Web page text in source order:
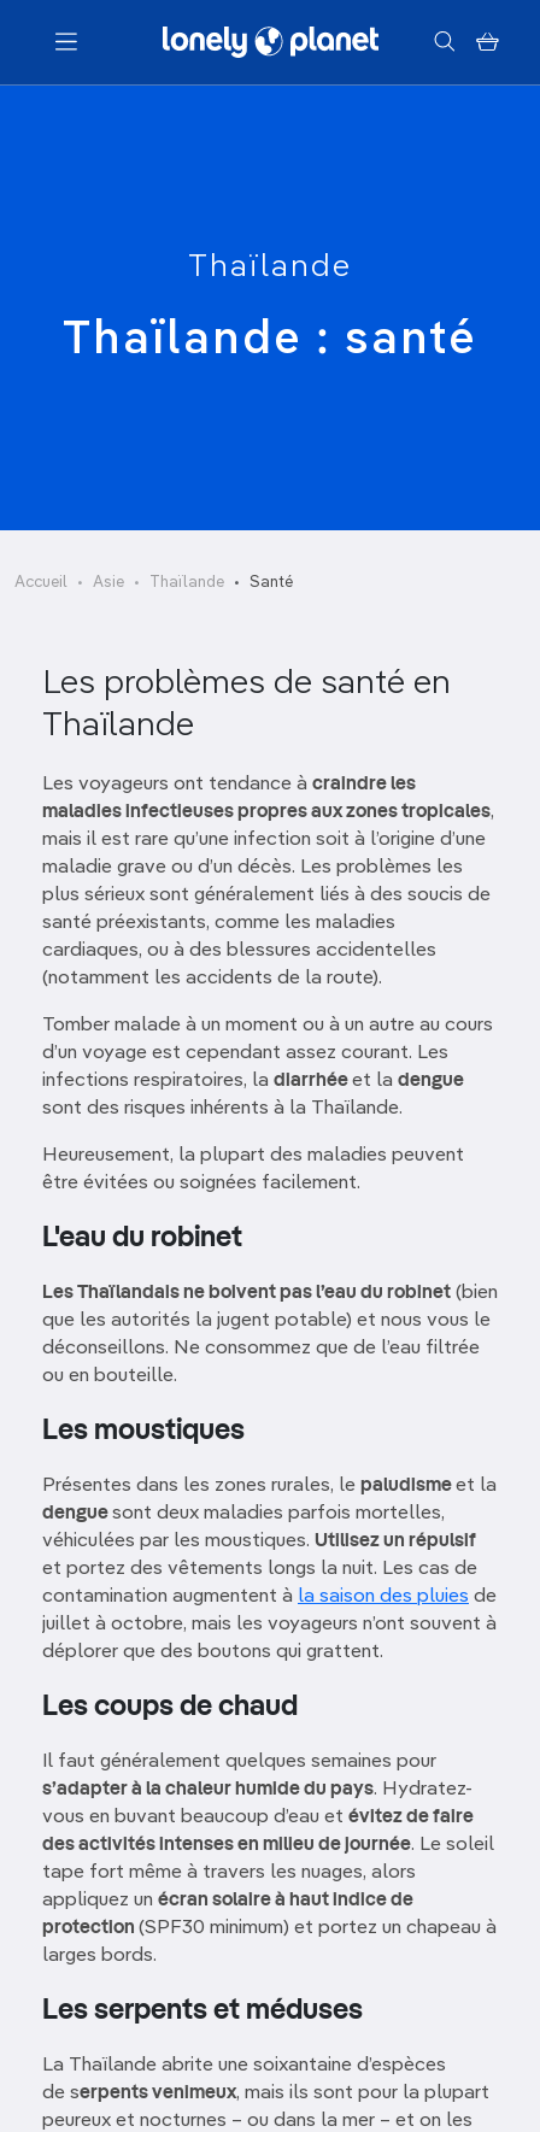
Menu
Thaïlande
Thaïlande : santé
Accueil Asie Thaïlande Santé
Les problèmes de santé en
Thaïlande
Les voyageurs ont tendance à craindre les
maladies infectieuses propres aux zones tropicales,
mais il est rare qu’une infection soit à l’origine d’une
maladie grave ou d’un décès. Les problèmes les
plus sérieux sont généralement liés à des soucis de
santé préexistants, comme les maladies
cardiaques, ou à des blessures accidentelles
(notamment les accidents de la route).
Tomber malade à un moment ou à un autre au cours
d’un voyage est cependant assez courant. Les
infections respiratoires, la diarrhéeet la dengue
sont des risques inhérents à la Thaïlande.
Heureusement, la plupart des maladies peuvent
être évitées ou soignées facilement.
L'eau du robinet
Les Thaïlandais ne boivent pas l’eau du robinet (bien
que les autorités la jugent potable) et nous vous le
déconseillons. Ne consommez que de l’eau filtrée
ou en bouteille.
Les moustiques
Présentes dans les zones rurales, le paludismeet la
denguesont deux maladies parfois mortelles,
véhiculées par les moustiques. Utilisez un répulsif
et portez des vêtements longs la nuit. Les cas de
contamination augmentent à la saison des pluies de
juillet à octobre, mais les voyageurs n’ont souvent à
déplorer que des boutons qui grattent.
Les coups de chaud
Il faut généralement quelques semaines pour
s’adapter à la chaleur humide du pays. Hydratez-
vous en buvant beaucoup d’eau et évitez de faire
des activités intenses en milieu de journée. Le soleil
tape fort même à travers les nuages, alors
appliquez un écran solaire à haut indice de
protection (SPF30 minimum) et portez un chapeau à
larges bords.
Les serpents et méduses
La Thaïlande abrite une soixantaine d’espèces
de serpents venimeux, mais ils sont pour la plupart
peureux et nocturnes – ou dans la mer – et on les